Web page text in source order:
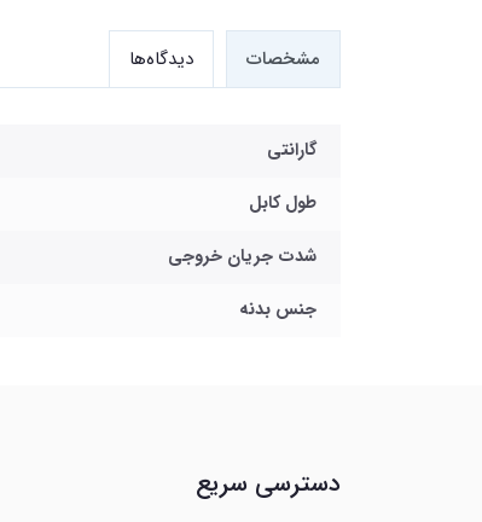
مشخصات دیدگاه‌ها
گارانتی
طول کابل
شدت جریان خروجی
جنس بدنه
دسترسی سریع